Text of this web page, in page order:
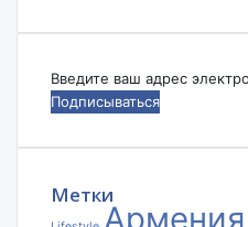
Введите
ваш
электронной
Метки
Армения